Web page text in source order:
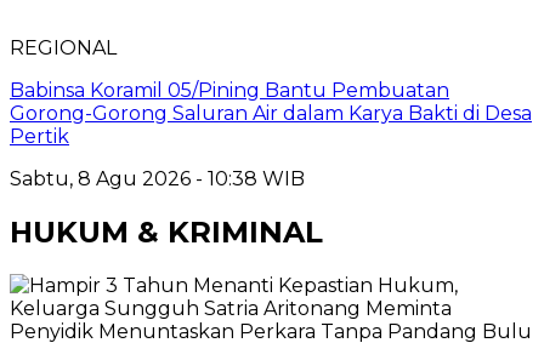
REGIONAL
Babinsa Koramil 05/Pining Bantu Pembuatan
Gorong-Gorong Saluran Air dalam Karya Bakti di Desa
Pertik
Sabtu, 8 Agu 2026 - 10:38 WIB
HUKUM & KRIMINAL